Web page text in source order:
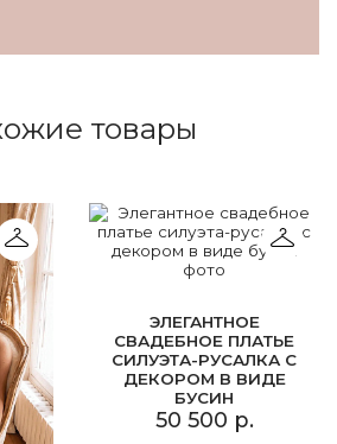
товары
ЭЛЕГАНТНОЕ
СВАДЕБНОЕ ПЛАТЬЕ
СИЛУЭТА-РУСАЛКА С
ДЕКОРОМ В ВИДЕ
БУСИН
50 500 р.